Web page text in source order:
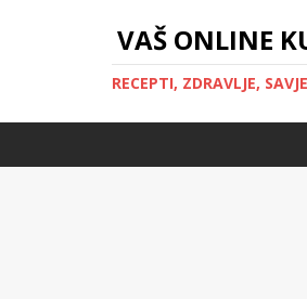
VAŠ ONLINE
RECEPTI, ZDRAVLJE,